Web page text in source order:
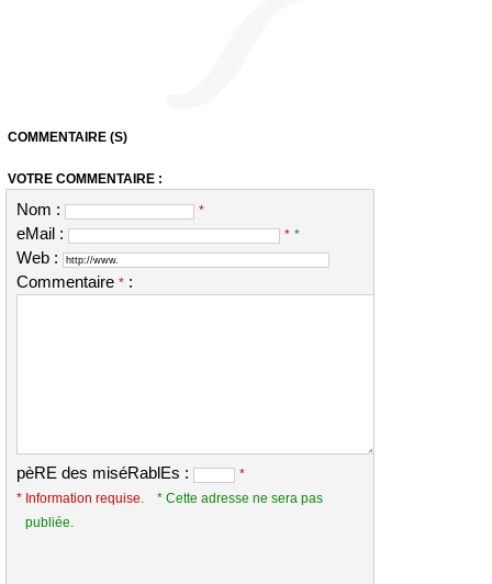
COMMENTAIRE (S)
VOTRE COMMENTAIRE :
Nom : *
eMail : * *
Web :
Commentaire * :
pèRE des miséRablEs :
*
* Information requise.
* Cette adresse ne sera pas
publiée.